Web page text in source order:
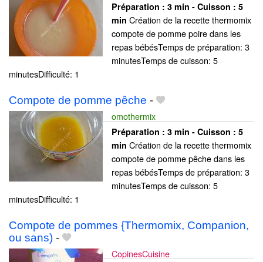
Préparation : 3 min - Cuisson : 5
min Création de la recette thermomix
compote de pomme poire dans les
repas bébésTemps de préparation: 3
minutesTemps de cuisson: 5
minutesDifficulté: 1
Compote de pomme pêche -
omothermix
Préparation : 3 min - Cuisson : 5
min Création de la recette thermomix
compote de pomme pêche dans les
repas bébésTemps de préparation: 3
minutesTemps de cuisson: 5
minutesDifficulté: 1
Compote de pommes {Thermomix, Companion,
ou sans) -
CopinesCuisine